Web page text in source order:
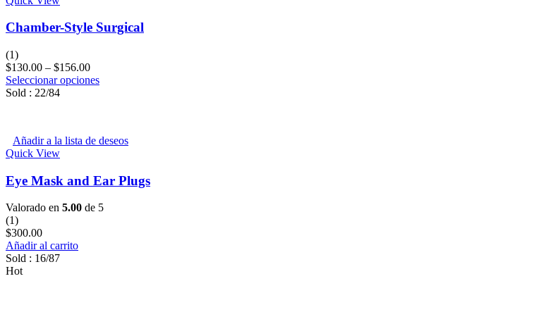
Chamber-Style Surgical
(1)
$130.00 – $156.00
Seleccionar opciones
Sold : 22/84
Añadir a la lista de deseos
Quick View
Eye Mask and Ear Plugs
Valorado en 5.00 de 5
(1)
$300.00
Añadir al carrito
Sold : 16/87
Hot